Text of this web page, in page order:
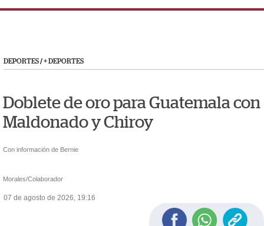
DEPORTES/+ DEPORTES
Doblete de oro para Guatemala con
Maldonado y Chiroy
Con información de Bernie
Morales/Colaborador
07 de agosto de 2026, 19:16